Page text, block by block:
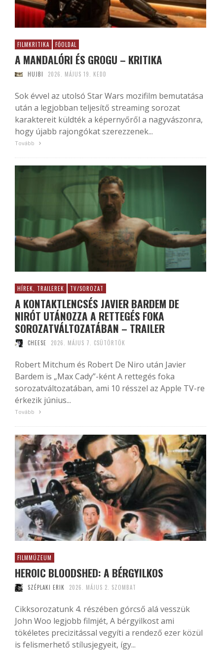
FILMKRITIKA FŐOLDAL
A MANDALÓRI ÉS GROGU – KRITIKA
HUJBI 2026. MÁJUS 19. KEDD
Sok évvel az utolsó Star Wars mozifilm bemutatása
után a legjobban teljesítő streaming sorozat
karaktereit küldték a képernyőről a nagyvászonra,
hogy újabb rajongókat szerezzenek...
Tovább
HÍREK, TRAILEREK TV/SOROZAT
A KONTAKTLENCSÉS JAVIER BARDEM DE
NIRÓT UTÁNOZZA A RETTEGÉS FOKA
SOROZATVÁLTOZATÁBAN – TRAILER
CHEESE 2026. MÁJUS 7. CSÜTÖRTÖK
Robert Mitchum és Robert De Niro után Javier
Bardem is „Max Cady”-ként A rettegés foka
sorozatváltozatában, ami 10 résszel az Apple TV-re
érkezik június...
Tovább
FILMMÚZEUM
HEROIC BLOODSHED: A BÉRGYILKOS
SZÉPLAKI ERIK 2026. MÁJUS 2. SZOMBAT
Cikksorozatunk 4. részében górcső alá vesszük
John Woo legjobb filmjét, A bérgyilkost ami
tökéletes precizitással vegyíti a rendező ezer közül
is felismerhető stílusjegyeit, így...